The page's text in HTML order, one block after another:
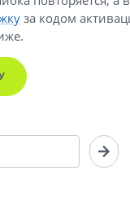
за кодом